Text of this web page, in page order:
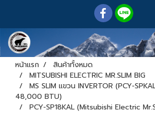
หน้าแรก
สินค้าทั้งหมด
MITSUBISHI ELECTRIC MR.SLIM BIG
MS SLIM แขวน INVERTOR (PCY-
48,000 BTU)
PCY-SP18KAL (Mitsubishi Electric